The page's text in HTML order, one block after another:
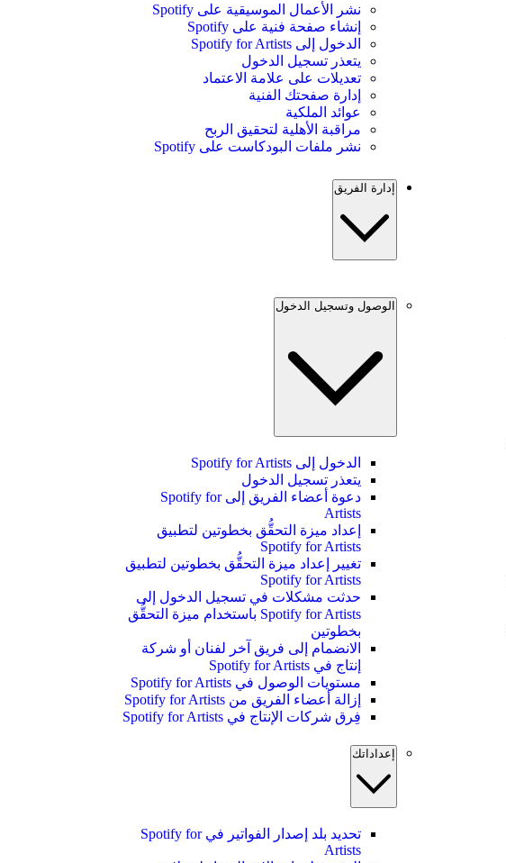
نشر الأعمال الموسيقية على Spotify
إنشاء صفحة فنية على Spotify
الدخول إلى Spotify for Artists
يتعذر تسجيل الدخول
تعديلات على علامة الاعتماد
إدارة صفحتك الفنية
عوائد الملكية
مراقبة الأهلية لتحقيق الربح
نشر ملفات البودكاست على Spotify
إدارة الفريق
الوصول وتسجيل الدخول
الدخول إلى Spotify for Artists
يتعذر تسجيل الدخول
دعوة أعضاء الفريق إلى Spotify for
Artists
إعداد ميزة التحقُّق بخطوتين لتطبيق
Spotify for Artists
تغيير إعداد ميزة التحقُّق بخطوتين لتطبيق
Spotify for Artists
حدثت مشكلات في تسجيل الدخول إلى
Spotify for Artists باستخدام ميزة التحقُّق
بخطوتين
الانضمام إلى فريق آخر لفنان أو شركة
إنتاج في Spotify for Artists
مستويات الوصول في Spotify for Artists
إزالة أعضاء الفريق من Spotify for Artists
فِرق شركات الإنتاج في Spotify for Artists
إعداداتك
تحديد بلد إصدار الفواتير في Spotify for
Artists